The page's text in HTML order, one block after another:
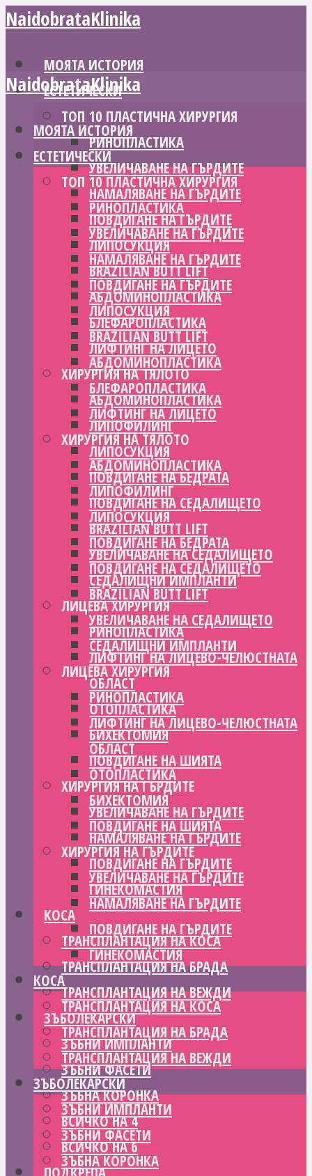
NaidobrataKlinika
МОЯТА ИСТОРИЯ
ЕСТЕТИЧЕСКИ
ТОП 10 ПЛАСТИЧНА ХИРУРГИЯ
РИНОПЛАСТИКА
УВЕЛИЧАВАНЕ НА ГЪРДИТЕ
НАМАЛЯВАНЕ НА ГЪРДИТЕ
ПОВДИГАНЕ НА ГЪРДИТЕ
ЛИПОСУКЦИЯ
BRAZILIAN BUTT LIFT
АБДОМИНОПЛАСТИКА
БЛЕФАРОПЛАСТИКА
ЛИФТИНГ НА ЛИЦЕТО
ХИРУРГИЯ НА ТЯЛОТО
АБДОМИНОПЛАСТИКА
ЛИПОФИЛИНГ
ЛИПОСУКЦИЯ
ПОВДИГАНЕ НА БЕДРАТА
ПОВДИГАНЕ НА СЕДАЛИЩЕТО
BRAZILIAN BUTT LIFT
УВЕЛИЧАВАНЕ НА СЕДАЛИЩЕТО
СЕДАЛИЩНИ ИМПЛАНТИ
ЛИЦЕВА ХИРУРГИЯ
РИНОПЛАСТИКА
ЛИФТИНГ НА ЛИЦЕВО-ЧЕЛЮСТНАТА
ОБЛАСТ
ОТОПЛАСТИКА
БИХЕКТОМИЯ
ПОВДИГАНЕ НА ШИЯТА
ХИРУРГИЯ НА ГЪРДИТЕ
УВЕЛИЧАВАНЕ НА ГЪРДИТЕ
НАМАЛЯВАНЕ НА ГЪРДИТЕ
ПОВДИГАНЕ НА ГЪРДИТЕ
ГИНЕКОМАСТИЯ
КОСА
ТРАНСПЛАНТАЦИЯ НА КОСА
ТРАНСПЛАНТАЦИЯ НА БРАДА
ТРАНСПЛАНТАЦИЯ НА ВЕЖДИ
ЗЪБОЛЕКАРСКИ
ЗЪБНИ ИМПЛАНТИ
ЗЪБНИ ФАСЕТИ
ЗЪБНА КОРОНКА
ВСИЧКО НА 4
ВСИЧКО НА 6
NaidobrataKlinika
МОЯТА ИСТОРИЯ
ЕСТЕТИЧЕСКИ
ТОП 10 ПЛАСТИЧНА ХИРУРГИЯ
РИНОПЛАСТИКА
УВЕЛИЧАВАНЕ НА ГЪРДИТЕ
НАМАЛЯВАНЕ НА ГЪРДИТЕ
ПОВДИГАНЕ НА ГЪРДИТЕ
ЛИПОСУКЦИЯ
BRAZILIAN BUTT LIFT
АБДОМИНОПЛАСТИКА
БЛЕФАРОПЛАСТИКА
ЛИФТИНГ НА ЛИЦЕТО
ХИРУРГИЯ НА ТЯЛОТО
АБДОМИНОПЛАСТИКА
ЛИПОФИЛИНГ
ЛИПОСУКЦИЯ
ПОВДИГАНЕ НА БЕДРАТА
ПОВДИГАНЕ НА СЕДАЛИЩЕТО
BRAZILIAN BUTT LIFT
УВЕЛИЧАВАНЕ НА СЕДАЛИЩЕТО
СЕДАЛИЩНИ ИМПЛАНТИ
ЛИЦЕВА ХИРУРГИЯ
РИНОПЛАСТИКА
ЛИФТИНГ НА ЛИЦЕВО-ЧЕЛЮСТНАТА
ОБЛАСТ
ОТОПЛАСТИКА
БИХЕКТОМИЯ
ПОВДИГАНЕ НА ШИЯТА
ХИРУРГИЯ НА ГЪРДИТЕ
УВЕЛИЧАВАНЕ НА ГЪРДИТЕ
НАМАЛЯВАНЕ НА ГЪРДИТЕ
ПОВДИГАНЕ НА ГЪРДИТЕ
ГИНЕКОМАСТИЯ
КОСА
ТРАНСПЛАНТАЦИЯ НА КОСА
ТРАНСПЛАНТАЦИЯ НА БРАДА
ТРАНСПЛАНТАЦИЯ НА ВЕЖДИ
ЗЪБОЛЕКАРСКИ
ЗЪБНИ ИМПЛАНТИ
ЗЪБНИ ФАСЕТИ
ЗЪБНА КОРОНКА